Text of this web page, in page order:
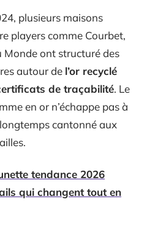
plusieurs maisons
players comme Courbet,
Monde ont structuré des
autour de l’or recyclé
de traçabilité. Le
en or n’échappe pas à
cantonné aux
tendance 2026
qui changent tout en